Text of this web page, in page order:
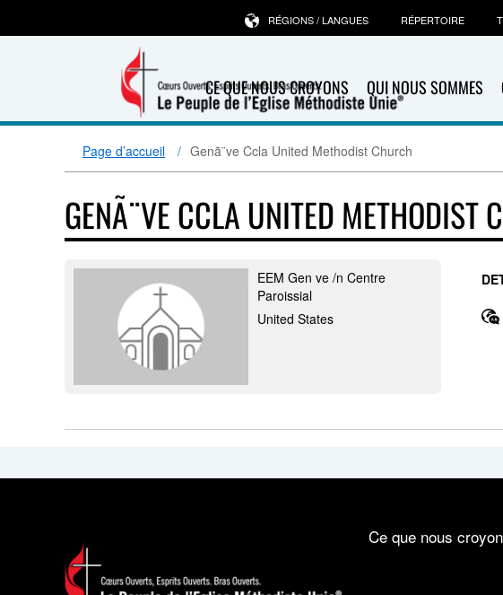
CE QUE NOUS CROYONS QUI NOUS SOMMES
RÉGIONS / LANGUES RÉPERTOIRE
Page d’accueil Genã¨ve Ccla United Methodist Church
GENÃ¨VE CCLA UNITED METHODIST
EEM Gen ve /n Centre
Paroissial
United States
Ce que nous